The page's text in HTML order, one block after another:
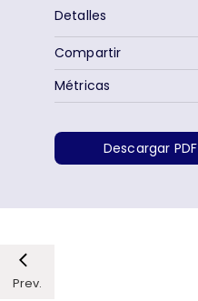
Detalles
Descargar PDF
Métricas
Compartir
Prev.